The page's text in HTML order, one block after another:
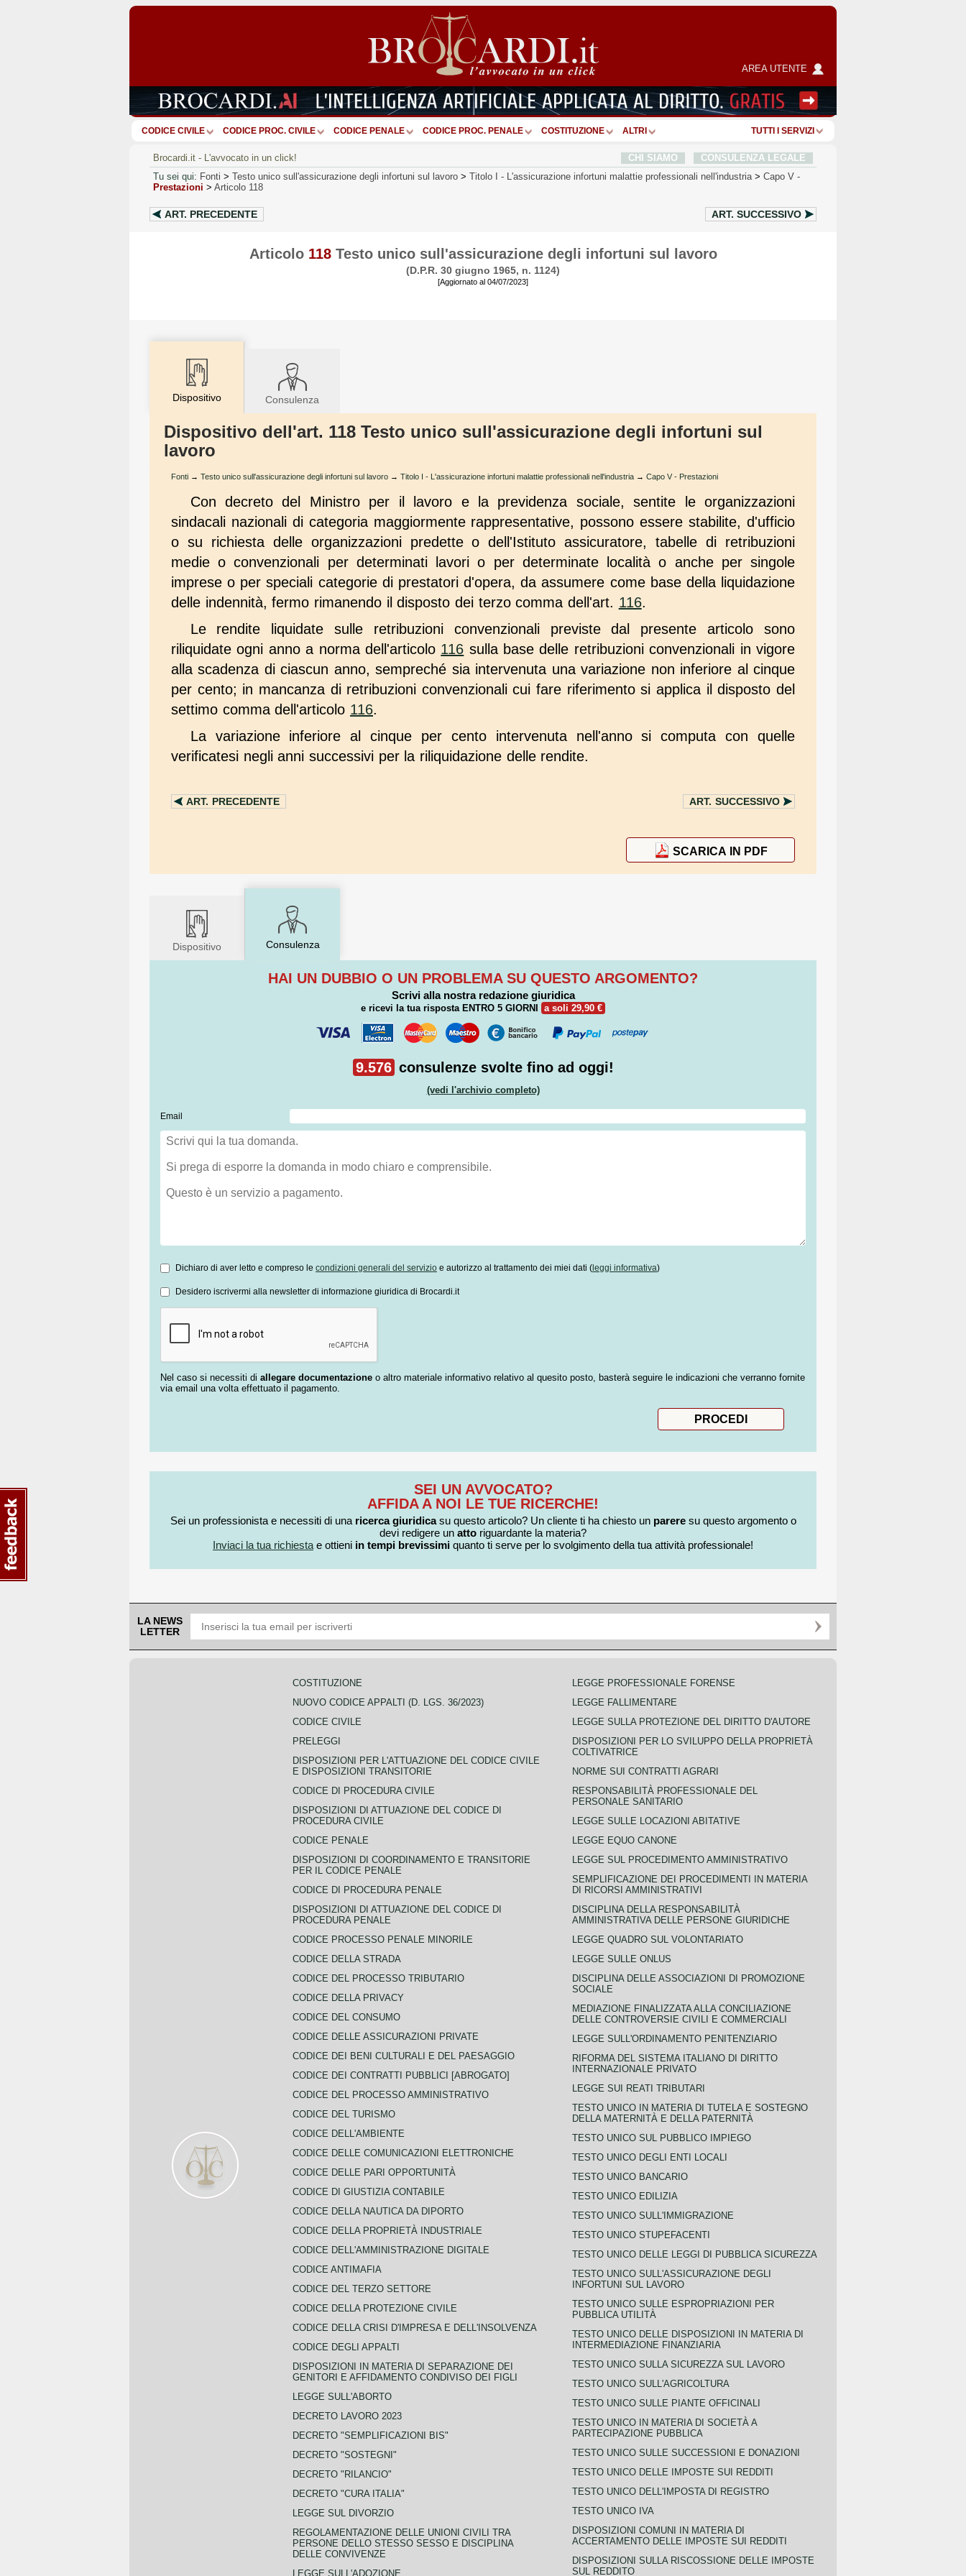
AREA UTENTE
CODICE CIVILE CODICE PROC. CIVILE CODICE PENALE CODICE PROC. PENALE COSTITUZIONE ALTRI TUTTI I SERVIZI
Brocardi.it - L'avvocato in un click! CHI SIAMO
CONSULENZA LEGALE
Tu sei qui: Fonti > Testo unico sull'assicurazione degli infortuni sul lavoro > Titolo I - L'assicurazione infortuni malattie professionali nell'industria > Capo V -
Prestazioni > Articolo 118
ART. PRECEDENTE ART. SUCCESSIVO
Articolo 118Testo unico sull'assicurazione degli infortuni sul lavoro
(D.P.R. 30 giugno 1965, n. 1124)
[Aggiornato al 04/07/2023]
Dispositivo Consulenza
Dispositivo dell'art. 118 Testo unico sull'assicurazione degli infortuni sul
lavoro
Fonti → Testo unico sull'assicurazione degli infortuni sul lavoro → Titolo I - L'assicurazione infortuni malattie professionali nell'industria → Capo V - Prestazioni
Con decreto del Ministro per il lavoro e la previdenza sociale, sentite le organizzazioni
sindacali nazionali di categoria maggiormente rappresentative, possono essere stabilite, d'ufficio
o su richiesta delle organizzazioni predette o dell'Istituto assicuratore, tabelle di retribuzioni
medie o convenzionali per determinati lavori o per determinate località o anche per singole
imprese o per speciali categorie di prestatori d'opera, da assumere come base della liquidazione
delle indennità, fermo rimanendo il disposto dei terzo comma dell'art. 116.
Le rendite liquidate sulle retribuzioni convenzionali previste dal presente articolo sono
riliquidate ogni anno a norma dell'articolo 116 sulla base delle retribuzioni convenzionali in vigore
alla scadenza di ciascun anno, sempreché sia intervenuta una variazione non inferiore al cinque
per cento; in mancanza di retribuzioni convenzionali cui fare riferimento si applica il disposto del
settimo comma dell'articolo 116.
La variazione inferiore al cinque per cento intervenuta nell'anno si computa con quelle
verificatesi negli anni successivi per la riliquidazione delle rendite.
ART. PRECEDENTE ART. SUCCESSIVO
SCARICA IN PDF
Dispositivo Consulenza
HAI UN DUBBIO O UN PROBLEMA SU QUESTO ARGOMENTO?
Scrivi alla nostra redazione giuridica
e ricevi la tua risposta ENTRO 5 GIORNI a soli 29,90 €
9.576 consulenze svolte fino ad oggi!
(vedi l'archivio completo)
Email
Dichiaro di aver letto e compreso le condizioni generali del servizio e autorizzo al trattamento dei miei dati ( leggi informativa)
Desidero iscrivermi alla newsletter di informazione giuridica di Brocardi.it
Nel caso si necessiti di allegare documentazione o altro materiale informativo relativo al quesito posto, basterà seguire le indicazioni che verranno fornite
via email una volta effettuato il pagamento.
SEI UN AVVOCATO?
AFFIDA A NOI LE TUE RICERCHE!
Sei un professionista e necessiti di una ricerca giuridicasu questo articolo? Un cliente ti ha chiesto un pareresu questo argomento o
devi redigere un atto riguardante la materia?
Inviaci la tua richiesta e ottieni in tempi brevissimi quanto ti serve per lo svolgimento della tua attività professionale!
LA NEWS
LETTER
COSTITUZIONE
NUOVO CODICE APPALTI (D. LGS. 36/2023)
CODICE CIVILE
PRELEGGI
DISPOSIZIONI PER L'ATTUAZIONE DEL CODICE CIVILE
E DISPOSIZIONI TRANSITORIE
CODICE DI PROCEDURA CIVILE
DISPOSIZIONI DI ATTUAZIONE DEL CODICE DI
PROCEDURA CIVILE
CODICE PENALE
DISPOSIZIONI DI COORDINAMENTO E TRANSITORIE
PER IL CODICE PENALE
CODICE DI PROCEDURA PENALE
DISPOSIZIONI DI ATTUAZIONE DEL CODICE DI
PROCEDURA PENALE
CODICE PROCESSO PENALE MINORILE
CODICE DELLA STRADA
CODICE DEL PROCESSO TRIBUTARIO
CODICE DELLA PRIVACY
CODICE DEL CONSUMO
CODICE DELLE ASSICURAZIONI PRIVATE
CODICE DEI BENI CULTURALI E DEL PAESAGGIO
CODICE DEI CONTRATTI PUBBLICI [ABROGATO]
CODICE DEL PROCESSO AMMINISTRATIVO
CODICE DEL TURISMO
CODICE DELL'AMBIENTE
CODICE DELLE COMUNICAZIONI ELETTRONICHE
CODICE DELLE PARI OPPORTUNITÀ
CODICE DI GIUSTIZIA CONTABILE
CODICE DELLA NAUTICA DA DIPORTO
CODICE DELLA PROPRIETÀ INDUSTRIALE
CODICE DELL'AMMINISTRAZIONE DIGITALE
CODICE ANTIMAFIA
CODICE DEL TERZO SETTORE
CODICE DELLA PROTEZIONE CIVILE
CODICE DELLA CRISI D'IMPRESA E DELL'INSOLVENZA
CODICE DEGLI APPALTI
DISPOSIZIONI IN MATERIA DI SEPARAZIONE DEI
GENITORI E AFFIDAMENTO CONDIVISO DEI FIGLI
LEGGE SULL'ABORTO
DECRETO LAVORO 2023
DECRETO "SEMPLIFICAZIONI BIS"
DECRETO "SOSTEGNI"
DECRETO "RILANCIO"
DECRETO "CURA ITALIA"
LEGGE SUL DIVORZIO
REGOLAMENTAZIONE DELLE UNIONI CIVILI TRA
PERSONE DELLO STESSO SESSO E DISCIPLINA
DELLE CONVIVENZE
LEGGE SULL'ADOZIONE
LEGGE PROFESSIONALE FORENSE
LEGGE FALLIMENTARE
LEGGE SULLA PROTEZIONE DEL DIRITTO D'AUTORE
DISPOSIZIONI PER LO SVILUPPO DELLA PROPRIETÀ
COLTIVATRICE
NORME SUI CONTRATTI AGRARI
RESPONSABILITÀ PROFESSIONALE DEL
PERSONALE SANITARIO
LEGGE SULLE LOCAZIONI ABITATIVE
LEGGE EQUO CANONE
LEGGE SUL PROCEDIMENTO AMMINISTRATIVO
SEMPLIFICAZIONE DEI PROCEDIMENTI IN MATERIA
DI RICORSI AMMINISTRATIVI
DISCIPLINA DELLA RESPONSABILITÀ
AMMINISTRATIVA DELLE PERSONE GIURIDICHE
LEGGE QUADRO SUL VOLONTARIATO
LEGGE SULLE ONLUS
DISCIPLINA DELLE ASSOCIAZIONI DI PROMOZIONE
SOCIALE
MEDIAZIONE FINALIZZATA ALLA CONCILIAZIONE
DELLE CONTROVERSIE CIVILI E COMMERCIALI
LEGGE SULL'ORDINAMENTO PENITENZIARIO
RIFORMA DEL SISTEMA ITALIANO DI DIRITTO
INTERNAZIONALE PRIVATO
LEGGE SUI REATI TRIBUTARI
TESTO UNICO IN MATERIA DI TUTELA E SOSTEGNO
DELLA MATERNITÀ E DELLA PATERNITÀ
TESTO UNICO SUL PUBBLICO IMPIEGO
TESTO UNICO DEGLI ENTI LOCALI
TESTO UNICO BANCARIO
TESTO UNICO EDILIZIA
TESTO UNICO SULL'IMMIGRAZIONE
TESTO UNICO STUPEFACENTI
TESTO UNICO DELLE LEGGI DI PUBBLICA SICUREZZA
TESTO UNICO SULL'ASSICURAZIONE DEGLI
INFORTUNI SUL LAVORO
TESTO UNICO SULLE ESPROPRIAZIONI PER
PUBBLICA UTILITÀ
TESTO UNICO DELLE DISPOSIZIONI IN MATERIA DI
INTERMEDIAZIONE FINANZIARIA
TESTO UNICO SULLA SICUREZZA SUL LAVORO
TESTO UNICO SULL'AGRICOLTURA
TESTO UNICO SULLE PIANTE OFFICINALI
TESTO UNICO IN MATERIA DI SOCIETÀ A
PARTECIPAZIONE PUBBLICA
TESTO UNICO SULLE SUCCESSIONI E DONAZIONI
TESTO UNICO DELLE IMPOSTE SUI REDDITI
TESTO UNICO DELL'IMPOSTA DI REGISTRO
TESTO UNICO IVA
DISPOSIZIONI COMUNI IN MATERIA DI
ACCERTAMENTO DELLE IMPOSTE SUI REDDITI
DISPOSIZIONI SULLA RISCOSSIONE DELLE IMPOSTE
SUL REDDITO